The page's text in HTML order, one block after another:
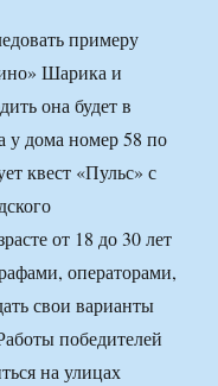
примеру
Шарика и
она будет в
у дома номер 58 по
квест «Пульс» с
от 18 до 30 лет
операторами,
свои варианты
победителей
на улицах